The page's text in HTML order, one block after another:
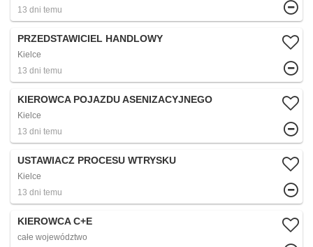
13 dni temu
PRZEDSTAWICIEL HANDLOWY
Kielce
13 dni temu
KIEROWCA POJAZDU ASENIZACYJNEGO
Kielce
13 dni temu
USTAWIACZ PROCESU WTRYSKU
Kielce
13 dni temu
KIEROWCA C+E
całe województwo